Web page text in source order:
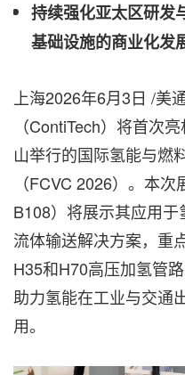
持续强化亚太区研发
基础设施的商业化发
上海2026年6月3日 /美
（ContiTech）将首次
山举行的国际氢能与燃
（FCVC 2026）。本
B108）将展示其应用
流体输送解决方案，重
H35和H70高压加氢管
助力氢能在工业与交通
用。